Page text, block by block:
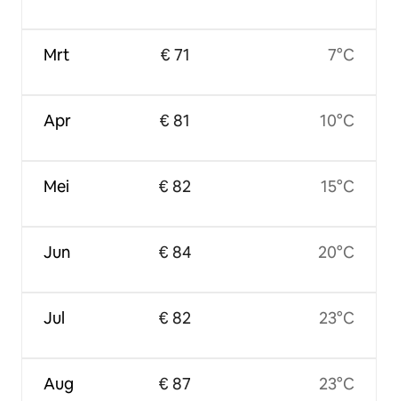
Mrt
Apr
Mei
Jun
Jul
Aug
€ 71
€ 81
€ 82
€ 84
€ 82
€ 87
7°C
10°C
15°C
20°C
23°C
23°C